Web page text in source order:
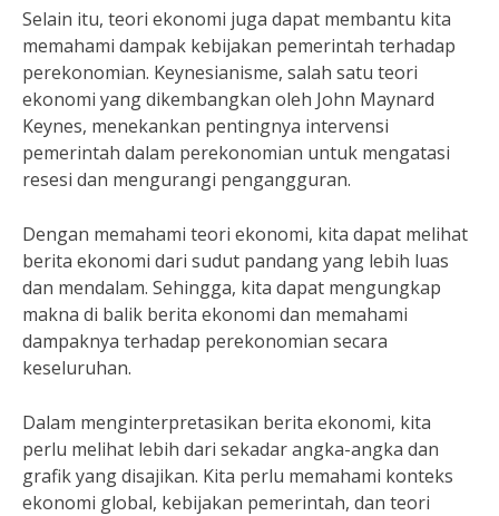
Selain itu, teori ekonomi juga dapat membantu kita
memahami dampak kebijakan pemerintah terhadap
perekonomian. Keynesianisme, salah satu teori
ekonomi yang dikembangkan oleh John Maynard
Keynes, menekankan pentingnya intervensi
pemerintah dalam perekonomian untuk mengatasi
resesi dan mengurangi pengangguran.
Dengan memahami teori ekonomi, kita dapat melihat
berita ekonomi dari sudut pandang yang lebih luas
dan mendalam. Sehingga, kita dapat mengungkap
makna di balik berita ekonomi dan memahami
dampaknya terhadap perekonomian secara
keseluruhan.
Dalam menginterpretasikan berita ekonomi, kita
perlu melihat lebih dari sekadar angka-angka dan
grafik yang disajikan. Kita perlu memahami konteks
ekonomi global, kebijakan pemerintah, dan teori